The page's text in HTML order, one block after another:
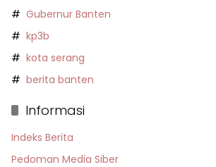
Gubernur Banten
kp3b
kota serang
berita banten
Informasi
Indeks Berita
Pedoman Media Siber